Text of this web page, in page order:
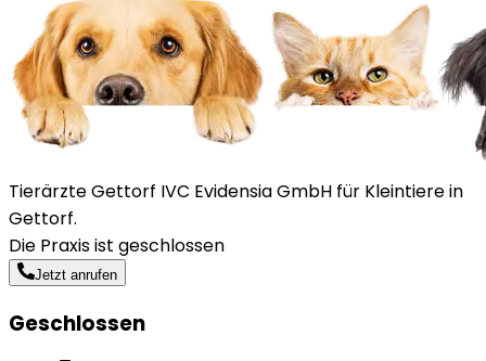
Tierärzte Gettorf IVC Evidensia GmbH für Kleintiere in
Gettorf.
Die Praxis ist geschlossen
Jetzt anrufen
Geschlossen